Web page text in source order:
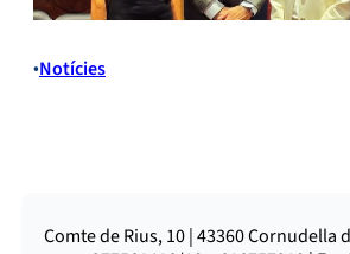
•Notícies
Comte de Rius, 10 | 43360 Cornudella